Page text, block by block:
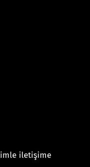
iletişime